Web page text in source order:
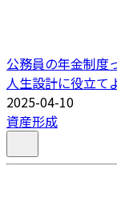
公務員の年金制度
人生設計に役立て
2025-04-10
資産形成